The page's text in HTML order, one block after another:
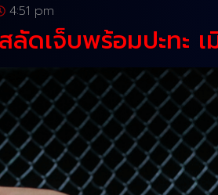
4:51 pm
ลัดเจ็บพร้อมปะทะ